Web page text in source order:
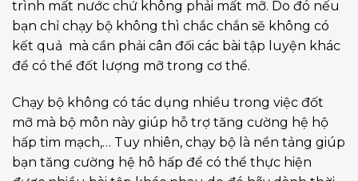
trình mất nước chứ không phải mất mỡ. Do đó nếu
bạn chỉ chạy bộ không thì chắc chắn sẽ không có
kết quả mà cần phải cân đối các bài tập luyện khác
để có thể đốt lượng mỡ trong cơ thể.
Chạy bộ không có tác dụng nhiều trong việc đốt
mỡ mà bộ môn này giúp hỗ trợ tăng cường hệ hộ
hấp tim mạch,… Tuy nhiên, chạy bộ là nền tảng giúp
bạn tăng cường hệ hô hấp để có thể thực hiện